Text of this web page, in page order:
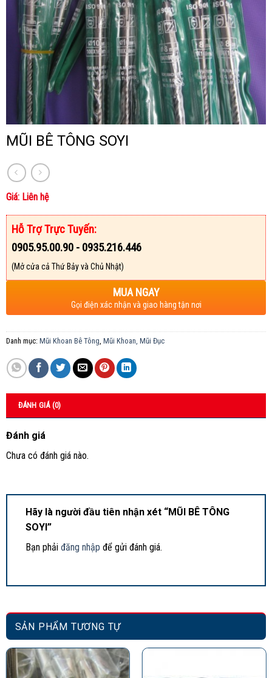
hãng.
Nẵng!
MŨI BÊ TÔNG SOYI
Giá: Liên hệ
Hỗ Trợ Trực Tuyến:
0905.95.00.90 - 0935.216.446
(Mở cửa cả Thứ Bảy và Chủ Nhật)
MUA NGAY
Gọi điện xác nhận và giao hàng tận nơi
Danh mục: Mũi Khoan Bê Tông Mũi Khoan, Mũi Đục
ĐÁNH GIÁ (0)
Đánh giá
Chưa có đánh giá nào.
Hãy là người đầu tiên nhận xét “MŨI BÊ TÔNG
SOYI”
Bạn phải đăng nhập để gửi đánh giá.
SẢN PHẨM TƯƠNG TỰ